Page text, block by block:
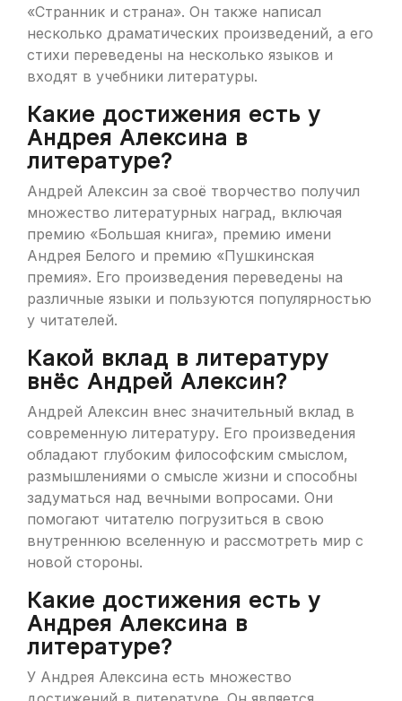
«Странник и страна». Он также написал
несколько драматических произведений, а его
стихи переведены на несколько языков и
входят в учебники литературы.
Какие достижения есть у
Андрея Алексина в
литературе?
Андрей Алексин за своё творчество получил
множество литературных наград, включая
премию «Большая книга», премию имени
Андрея Белого и премию «Пушкинская
премия». Его произведения переведены на
различные языки и пользуются популярностью
у читателей.
Какой вклад в литературу
внёс Андрей Алексин?
Андрей Алексин внес значительный вклад в
современную литературу. Его произведения
обладают глубоким философским смыслом,
размышлениями о смысле жизни и способны
задуматься над вечными вопросами. Они
помогают читателю погрузиться в свою
внутреннюю вселенную и рассмотреть мир с
новой стороны.
Какие достижения есть у
Андрея Алексина в
литературе?
У Андрея Алексина есть множество